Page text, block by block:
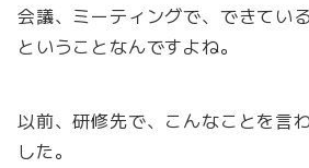
会議、ミーティングで、できてい
ということなんですよね。
以前、研修先で、こんなことを言
した。